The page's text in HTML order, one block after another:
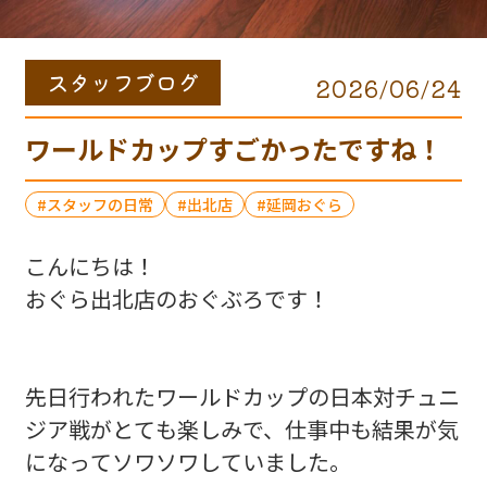
スタッフブログ 2026/06/24
ワールドカップすごかったですね！
スタッフの日常 出北店 延岡おぐら
こんにちは！
おぐら出北店のおぐぶろです！
先日行われたワールドカップの日本対チュニ
ジア戦がとても楽しみで、仕事中も結果が気
になってソワソワしていました。